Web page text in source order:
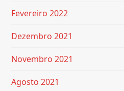
Fevereiro 2022
Dezembro 2021
Novembro 2021
Agosto 2021